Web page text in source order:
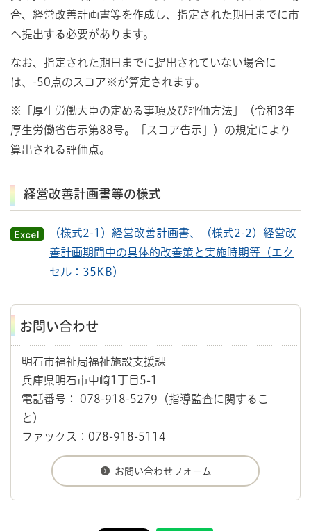
合、経営改善計画書等を作成し、指定された期日までに市
へ提出する必要があります。
なお、指定された期日までに提出されていない場合に
は、-50点のスコア※が算定されます。
※「厚生労働大臣の定める事項及び評価方法」（令和3年
厚生労働省告示第88号。「スコア告示」）の規定により
算出される評価点。
経営改善計画書等の様式
（様式2-1）経営改善計画書、（様式2-2）経営改
善計画期間中の具体的改善策と実施時期等（エク
セル：35KB）
お問い合わせ
明石市福祉局福祉施設支援課
兵庫県明石市中崎1丁目5-1
電話番号： 078-918-5279（指導監査に関するこ
と）
ファックス：078-918-5114